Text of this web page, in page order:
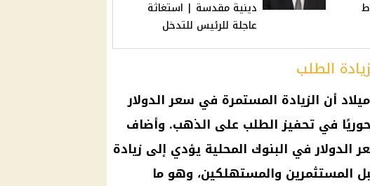
دينية مقدسة | استغاثة
عاجلة للرئيس للتدخل
الطلب
أن الزيادة المستمرة في سعر الدولار
في تحفيز الطلب على الذهب. وأضاف
في البنوك المحلية يؤدي إلى زيادة
المستثمرين والمستهلكين، وهو ما